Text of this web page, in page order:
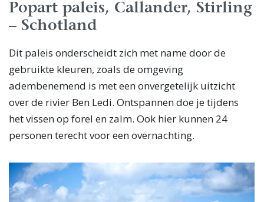
Popart paleis, Callander, Stirling
– Schotland
Dit paleis onderscheidt zich met name door de
gebruikte kleuren, zoals de omgeving
adembenemend is met een onvergetelijk uitzicht
over de rivier Ben Ledi. Ontspannen doe je tijdens
het vissen op forel en zalm. Ook hier kunnen 24
personen terecht voor een overnachting.